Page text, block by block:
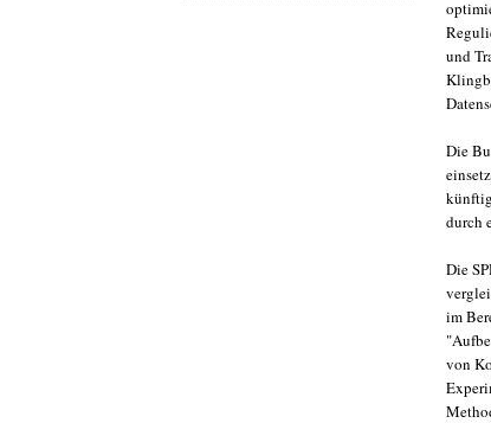
und
Die
durch
Die
im
von